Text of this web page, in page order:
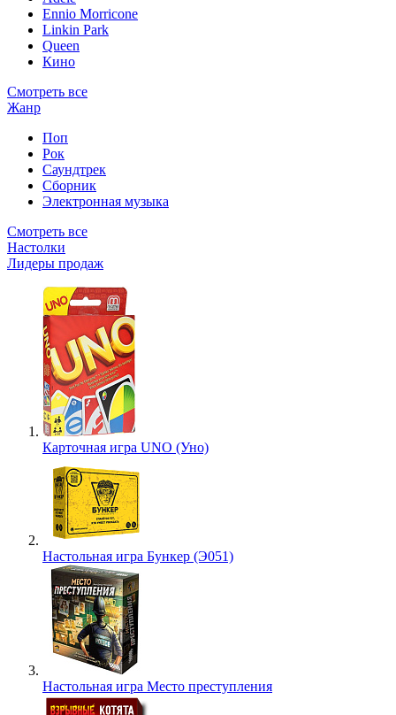
Ennio Morricone
Linkin Park
Queen
Кино
Смотреть все
Жанр
Поп
Рок
Саундтрек
Сборник
Электронная музыка
Смотреть все
Настолки
Лидеры продаж
Карточная игра UNO (Уно)
Настольная игра Бункер (Э051)
Настольная игра Место преступления